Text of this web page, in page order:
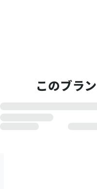
このブラ